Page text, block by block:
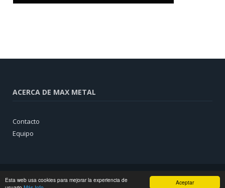
Aceptar
Esta web usa cookies para mejorar la experiencia de
ACERCA DE MAX METAL
Contacto
Equipo